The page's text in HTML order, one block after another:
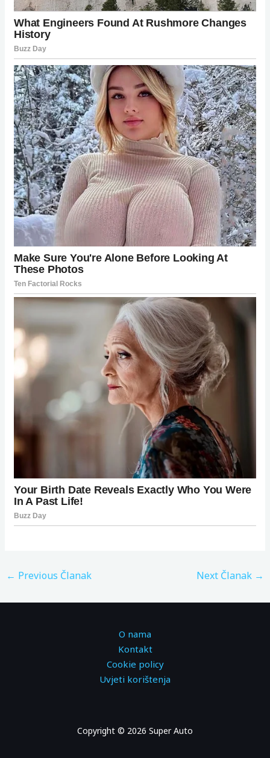
← Previous Članak Next Članak →
O nama
Kontakt
Cookie policy
Uvjeti korištenja
Copyright © 2026 Super Auto